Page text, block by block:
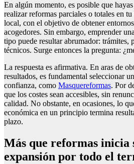
En algún momento, es posible que
realizar reformas parciales o totales en
local, con el objetivo de obtener
acogedores. Sin embargo, emprender
tipo puede resultar abrumador: trámites,
técnicos. Surge entonces la pregunta:
La respuesta es afirmativa. En aras de
resultados, es fundamental seleccionar
confianza, como Masquereformas. Por
que los costes sean accesibles, sin
calidad. No obstante, en ocasiones, lo
económica en un principio termina
plazo.
Más que reformas inicia
expansión por todo el